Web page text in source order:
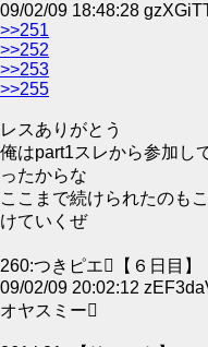
09/02/09 18:48:28
>>251
>>252
>>253
>>255
レスありがとう
俺はpart1スレから参加し
ったからな
ここまで続けられたのも
けていくぜ
260:つきピエ【６日目】
09/02/09 20:02:12
オヤスミー